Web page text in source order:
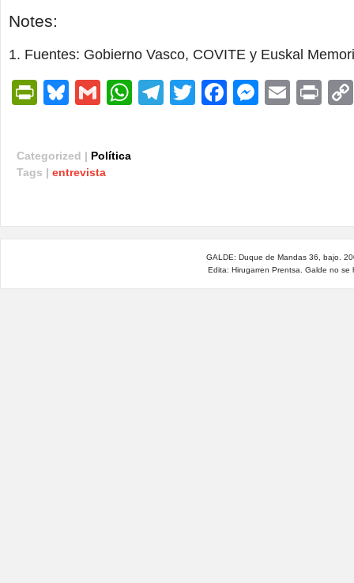
Notes:
Fuentes: Gobierno Vasco, COVITE y Euskal
PrintFriendly
Bluesky
GmailWhatsApp
Telegram
TwitterFacebook
Email
Categorized | Política
Tags | entrevista
GALDE: Duque de Mandas 36, bajo.
Edita: Hirugarren Prentsa. Galde no